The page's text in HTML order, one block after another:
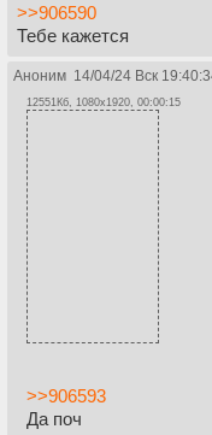
>>906590
Тебе кажется
Аноним 14/04/24 Вск
12551Кб, 1080x1920, 00:00:15
>>906593
Да поч